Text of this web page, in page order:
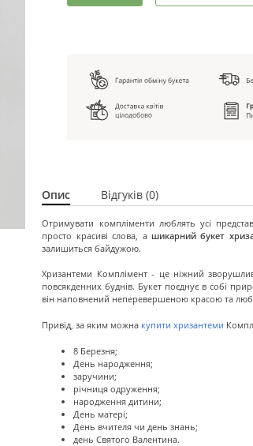
Опис Відгуків (0)
Отримувати компліменти люблять усі
просто красиві слова, а шикарний букет
залишиться байдужою.
Хризантеми Комплімент - це ніжний
повсякденних буднів. Букет поєднує в собі
він наповнений неперевершеною красою та
Привід, за яким можна купити хризантеми
8 Березня;
День народження;
заручини;
річниця одруження;
народження дитини;
День матері;
День вчителя чи день знань;
день Святого Валентина.